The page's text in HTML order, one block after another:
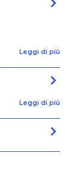
Leggi di più
Leggi di più